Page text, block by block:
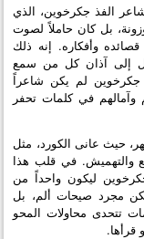
الفذ جكرخوين، الذي
بل كان حاملاً لصوت
وأفكاره. إنه ذلك
إلى آذان كل من سمع
جكرخوين لم يكن شاعراً
وآمالهم في كلمات تحفر
حيث عانى الكورد، مثل
والتهميش. في قلب هذا
ليكون واحداً من
مجرد صيحات ألم، بل
تتحدى محاولات المحو